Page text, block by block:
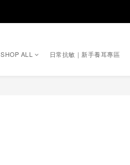
SHOP ALL 日常抗敏｜新手養耳專區